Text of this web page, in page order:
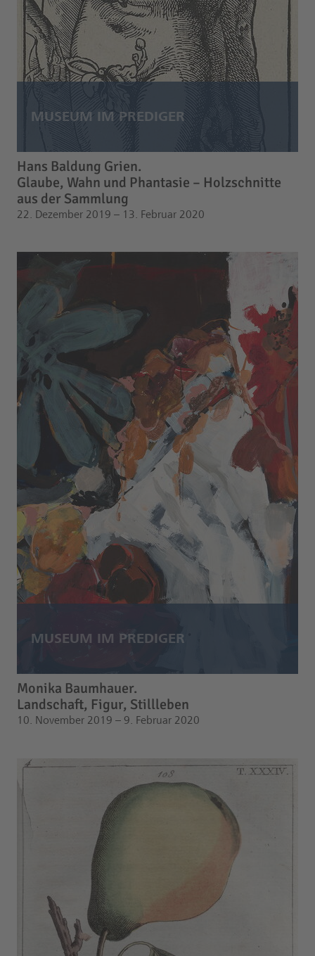
Hans Baldung Grien.
Glaube, Wahn und Phantasie – Holzschnitte
aus der Sammlung
22. Dezember 2019 – 13. Februar 2020
Monika Baumhauer.
Landschaft, Figur, Stillleben
10. November 2019 – 9. Februar 2020